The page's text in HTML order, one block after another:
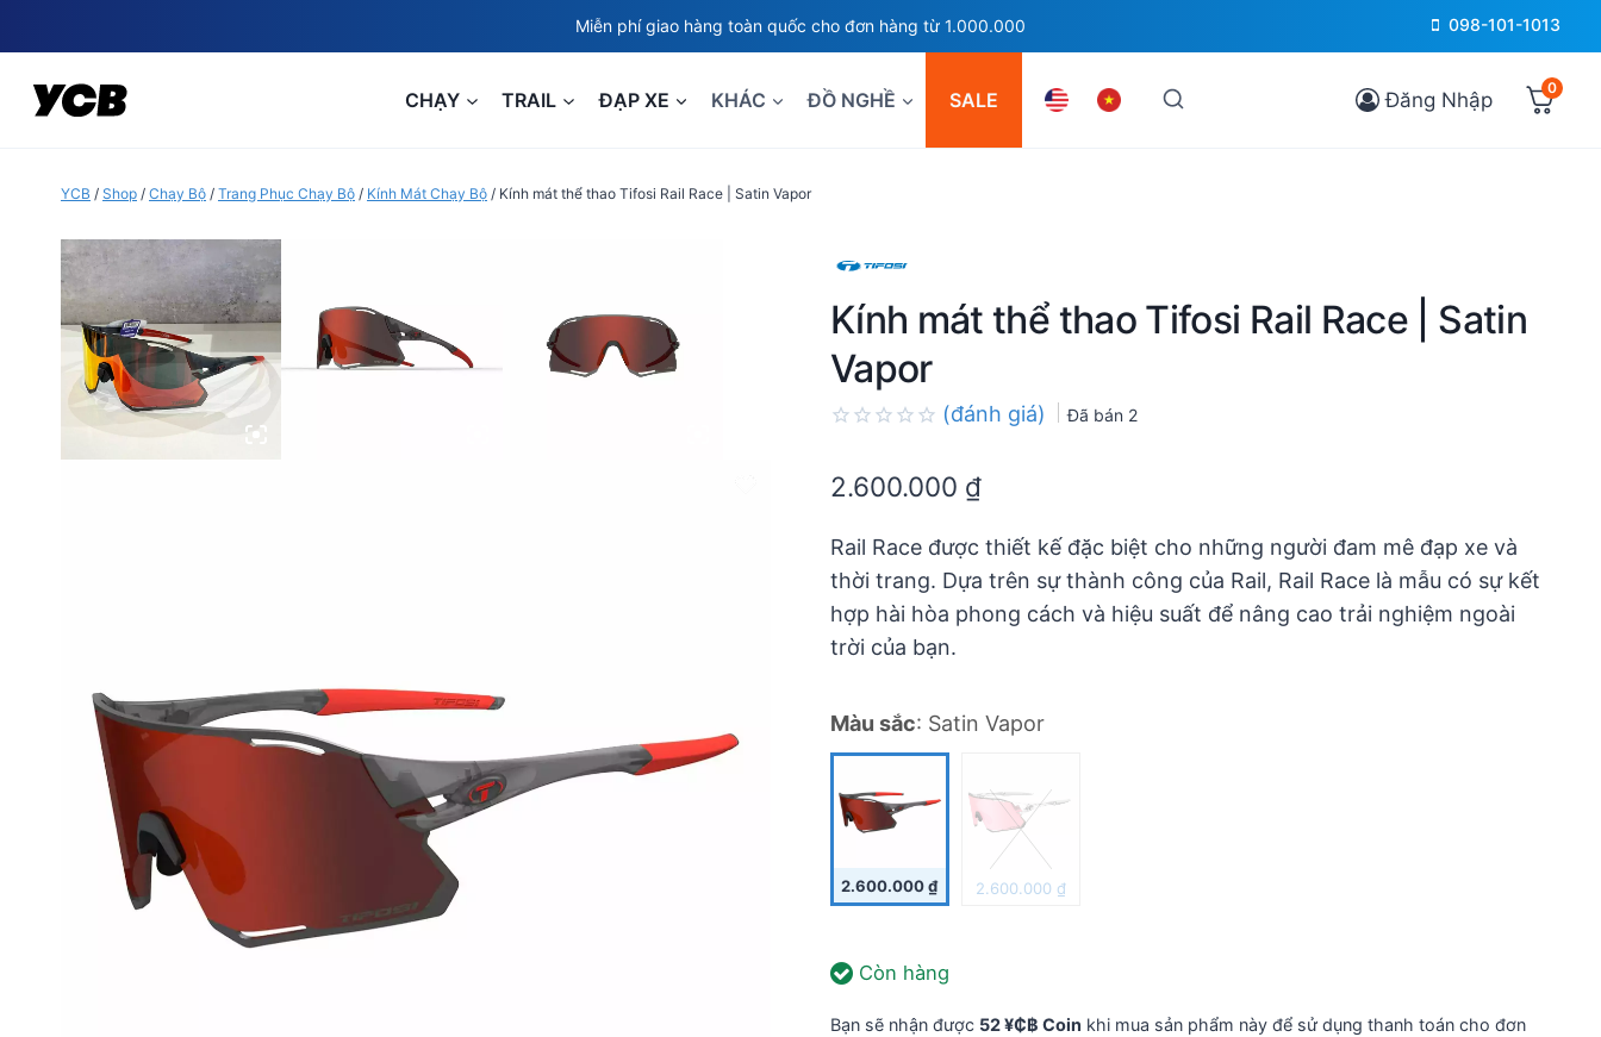
to
content
Miễn phí giao hàng toàn quốc cho đơn hàng từ 1.000.000 098-101-1013
CHẠY TRAIL ĐẠP XE KHÁC ĐỒ NGHỀ SALE Đăng Nhập 0
YCB / Shop / Chạy Bộ / Trang Phục Chạy Bộ / Kính Mát Chạy Bộ / Kính mát thể thao Tifosi Rail Race | Satin Vapor
Kính mát thể thao Tifosi Rail Race | Satin
Vapor
out
(đánh giá) Đã bán 2
2.600.000 ₫
Rail Race được thiết kế đặc biệt cho những người đam mê đạp xe và
thời trang. Dựa trên sự thành công của Rail, Rail Race là mẫu có sự kết
hợp hài hòa phong cách và hiệu suất để nâng cao trải nghiệm ngoài
trời của bạn.
Màu sắc: Satin Vapor
2.600.000₫ 2.600.000 ₫
Còn hàng
Bạn sẽ nhận được 52 ¥₵฿ Coin khi mua sản phẩm này để sử dụng thanh toán cho đơn